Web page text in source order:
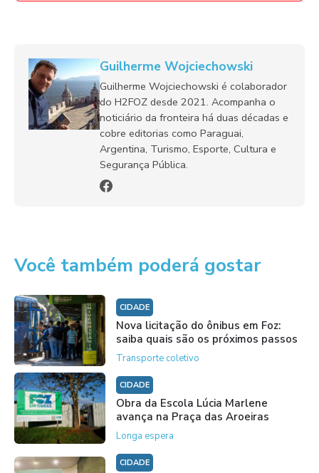
Guilherme Wojciechowski
Guilherme Wojciechowski é colaborador
do H2FOZ desde 2021. Acompanha o
noticiário da fronteira há duas décadas e
cobre editorias como Paraguai,
Argentina, Turismo, Esporte, Cultura e
Segurança Pública.
Você também poderá gostar
CIDADE
Nova licitação do ônibus em Foz:
saiba quais são os próximos passos
Transporte coletivo
CIDADE
Obra da Escola Lúcia Marlene
avança na Praça das Aroeiras
Longa espera
CIDADE